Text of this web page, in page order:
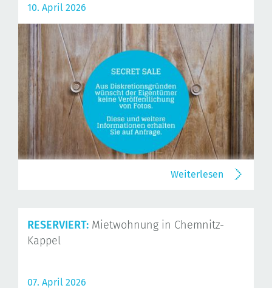
10. April 2026
Weiterlesen
RESERVIERT: Mietwohnung in Chemnitz-
Kappel
07. April 2026